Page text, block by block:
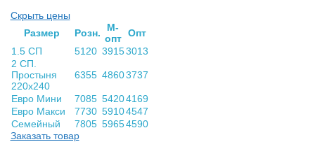
Скрыть цены
Раз­мер
Розн.
М-
опт Опт
1.5 СП
5120 39153013
2 СП.
Простыня
220х240
6355 48603737
Евро Мини 7085 54204169
Евро Макси
7730 59104547
Семейный
7805 59654590
Заказать товар